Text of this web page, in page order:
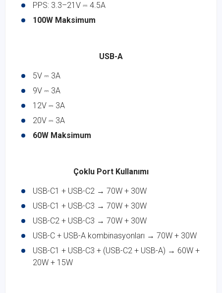
PPS: 3.3–21V ⎓ 4.5A
100W Maksimum
USB-A
5V ⎓ 3A
9V ⎓ 3A
12V ⎓ 3A
20V ⎓ 3A
60W Maksimum
Çoklu Port Kullanımı
USB-C1 + USB-C2 → 70W + 30W
USB-C1 + USB-C3 → 70W + 30W
USB-C2 + USB-C3 → 70W + 30W
USB-C + USB-A kombinasyonları → 70W + 30W
USB-C1 + USB-C3 + (USB-C2 + USB-A) → 60W +
20W + 15W